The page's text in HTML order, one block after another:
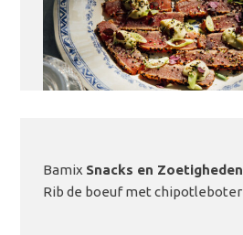
LEES MEER
Bamix Snacks en Zoetigheden
Rib de boeuf met chipotleboter